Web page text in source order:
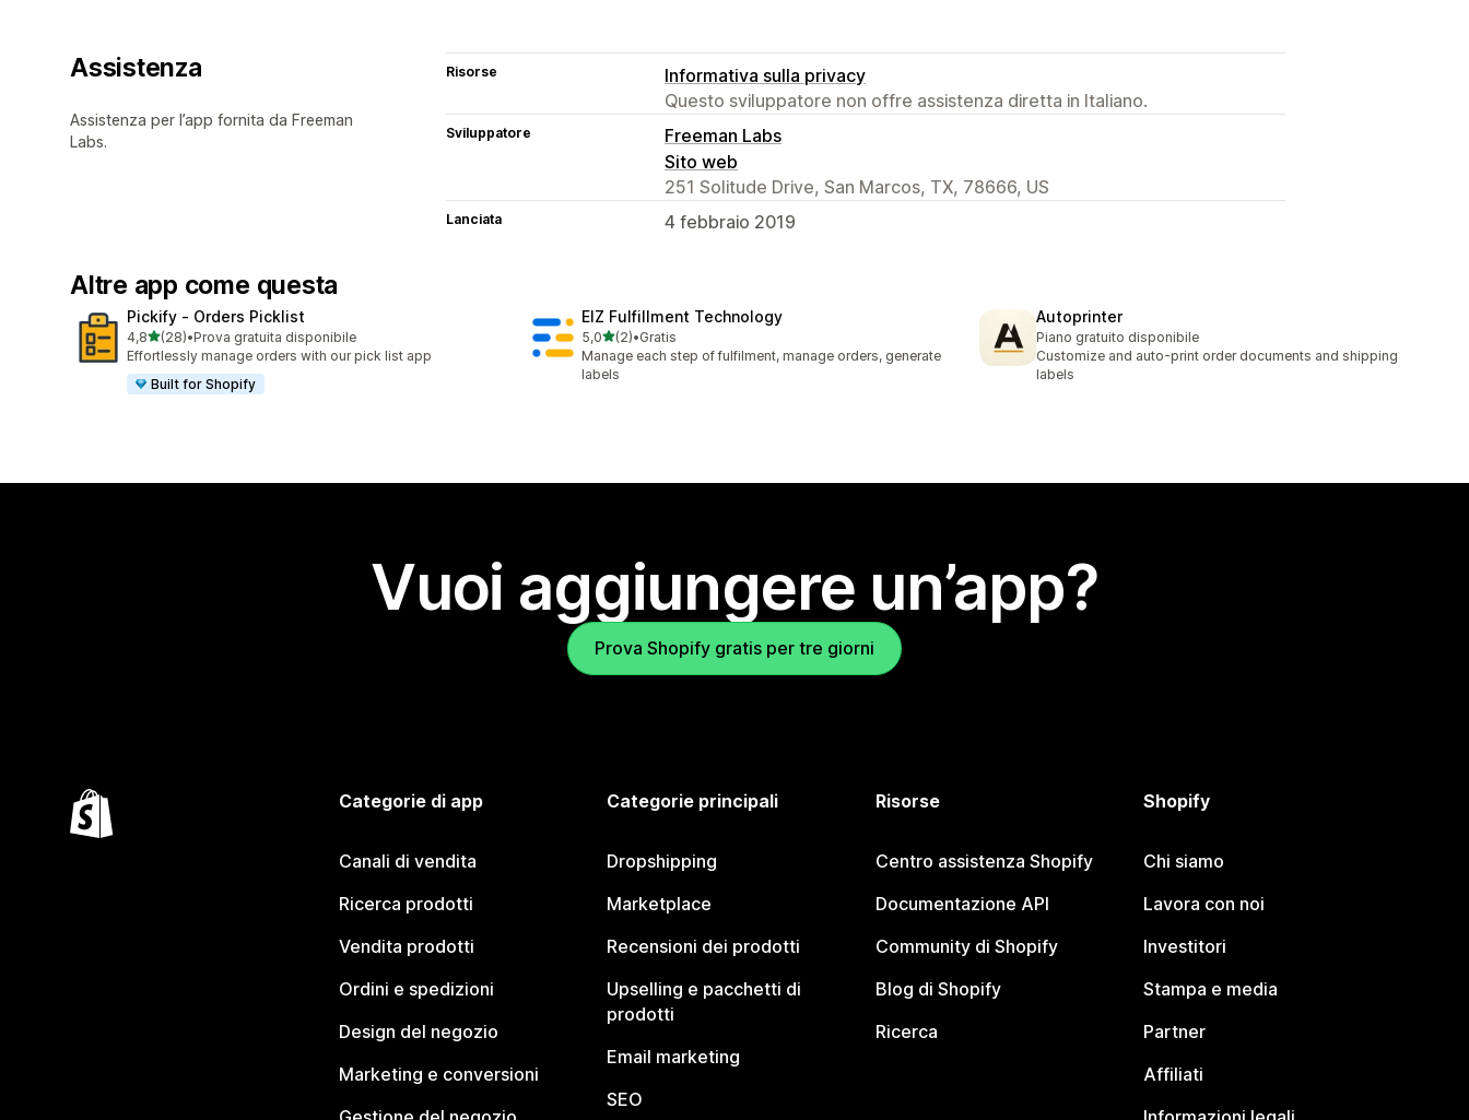
Assistenza
Assistenza per l’app fornita da Freeman
Labs.
Risorse
Informativa sulla privacy
Questo sviluppatore non offre assistenza diretta in Italiano.
Sviluppatore
Freeman Labs
Sito web
251 Solitude Drive, San Marcos, TX, 78666, US
Lanciata 4 febbraio 2019
Altre app come questa
Pickify ‑ Orders Picklist
4,8stelle su 5
(28)
28 recensioni totali
•Prova gratuita disponibile
Effortlessly manage orders with our pick list app
Built for Shopify
EIZ Fulfillment Technology
5,0stelle su 5
(2)
2 recensioni totali
•Gratis
Manage each step of fulfilment, manage orders, generate
labels
Autoprinter
Piano gratuito disponibile
Customize and auto-print order documents and shipping
labels
Vuoi aggiungere un’app?
Prova Shopify gratis per tre giorni
Categorie di app
Canali di vendita
Ricerca prodotti
Vendita prodotti
Ordini e spedizioni
Design del negozio
Marketing e conversioni
Categorie principali
Dropshipping
Marketplace
Recensioni dei prodotti
Upselling e pacchetti di
prodotti
Email marketing
SEO
Risorse
Centro assistenza Shopify
Documentazione API
Community di Shopify
Blog di Shopify
Ricerca
Shopify
Chi siamo
Lavora con noi
Investitori
Stampa e media
Partner
Affiliati